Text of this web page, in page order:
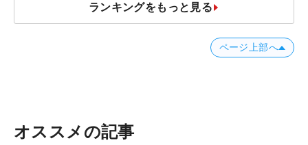
ランキングをもっと見る
ページ上部へ
オススメの記事